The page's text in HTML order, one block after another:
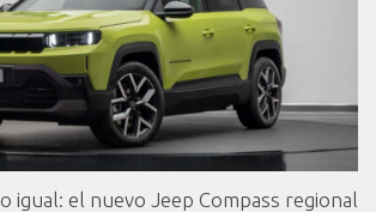
igual: el nuevo Jeep Compass regional